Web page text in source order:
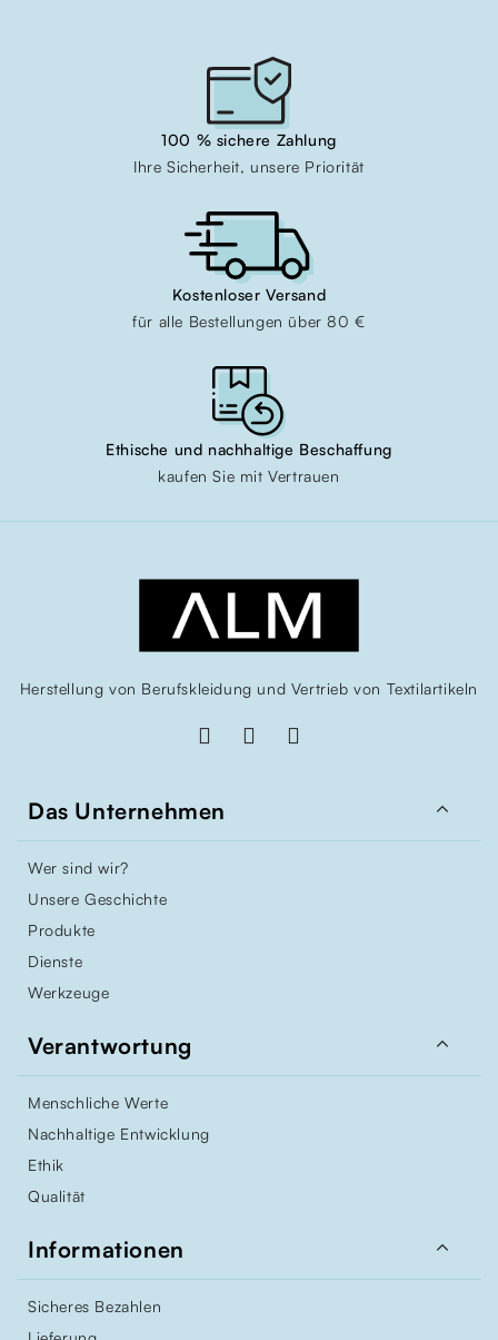
100 % sichere Zahlung
Ihre Sicherheit, unsere Priorität
Kostenloser Versand
für alle Bestellungen über 80 €
Ethische und nachhaltige Beschaffung
kaufen Sie mit Vertrauen
Herstellung von Berufskleidung und Vertrieb von Textilartikeln
Das Unternehmen 
Wer sind wir?
Unsere Geschichte
Produkte
Dienste
Werkzeuge
Verantwortung 
Menschliche Werte
Nachhaltige Entwicklung
Ethik
Qualität
Informationen 
Sicheres Bezahlen